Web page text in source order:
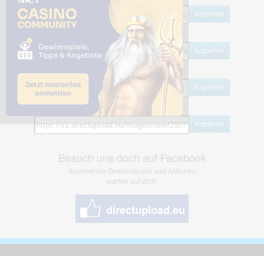
kopieren
HTML
kopieren
BB Code
kopieren
kopieren
Besuch uns doch auf Facebook
Spannende Gewinnspiele und Aktionen
warten auf dich!